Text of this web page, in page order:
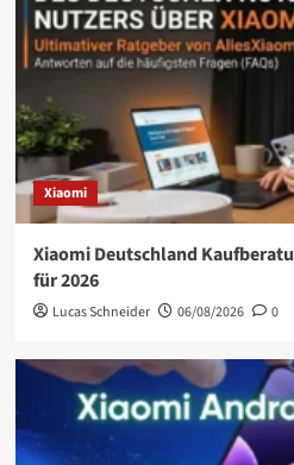
Xiaomi
Xiaomi Deutschland
für 2026
Lucas Schneider 06/08/2026 0